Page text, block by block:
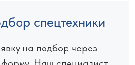
спецтехники
на подбор через